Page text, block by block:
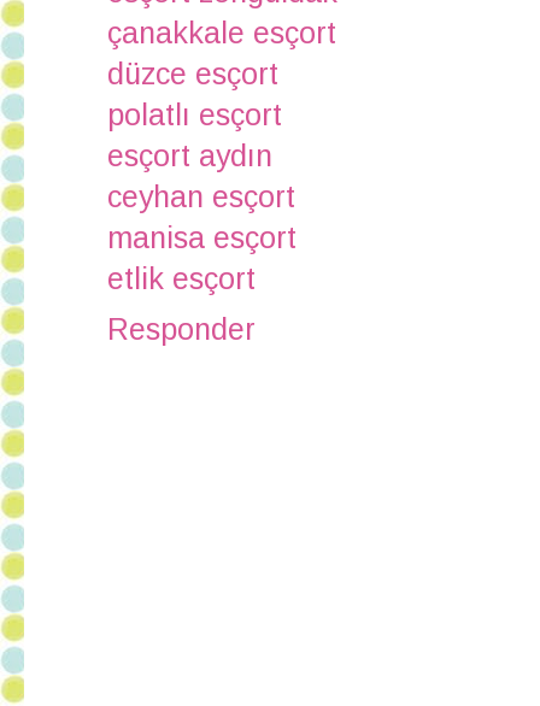
çanakkale esçort
düzce esçort
polatlı esçort
esçort aydın
ceyhan esçort
manisa esçort
etlik esçort
Responder